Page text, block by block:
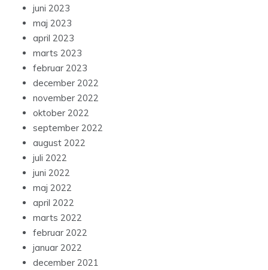
juni 2023
maj 2023
april 2023
marts 2023
februar 2023
december 2022
november 2022
oktober 2022
september 2022
august 2022
juli 2022
juni 2022
maj 2022
april 2022
marts 2022
februar 2022
januar 2022
december 2021